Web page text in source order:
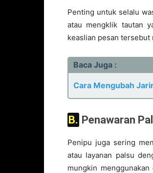
Penting untuk selalu
atau mengklik tautan
keaslian pesan
Baca Juga :
Cara Mengubah
B. Penawaran
Penipu juga sering
atau layanan palsu
mungkin